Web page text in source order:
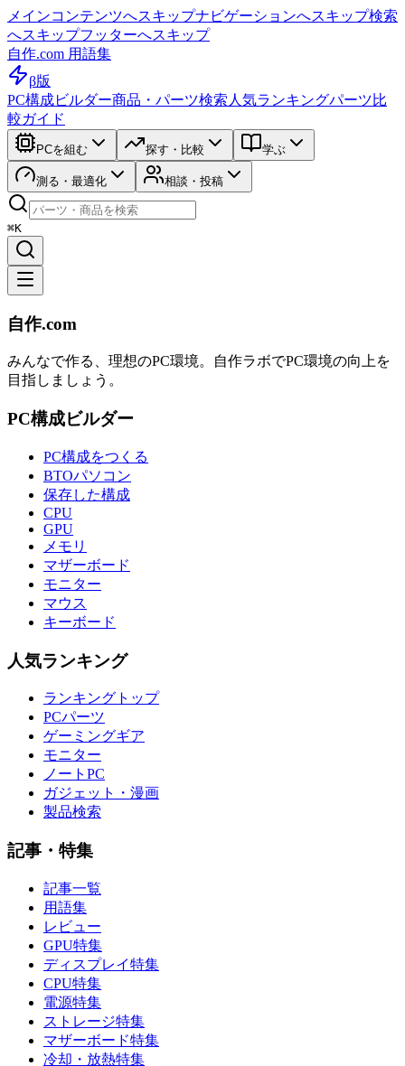
メインコンテンツへスキップナビゲーションへスキップ検索
へスキップフッターへスキップ
自作.com 用語集
β版
PC構成ビルダー商品・パーツ検索 人気ランキングパーツ比
較ガイド
PCを組む 探す・比較 学ぶ
測る・最適化 相談・投稿
⌘K
自作.com
みんなで作る、理想のPC環境。 自作ラボでPC環境の向上を
目指しましょう。
PC構成ビルダー
PC構成をつくる
BTOパソコン
保存した構成
CPU
GPU
メモリ
マザーボード
モニター
マウス
キーボード
人気ランキング
ランキングトップ
PCパーツ
ゲーミングギア
モニター
ノートPC
ガジェット・漫画
製品検索
記事・特集
記事一覧
用語集
レビュー
GPU特集
ディスプレイ特集
CPU特集
電源特集
ストレージ特集
マザーボード特集
冷却・放熱特集